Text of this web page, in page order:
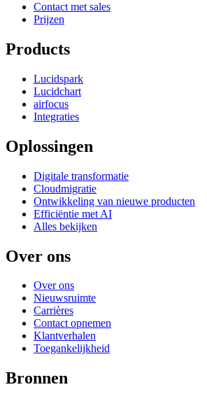
Contact met sales
Prijzen
Products
Lucidspark
Lucidchart
airfocus
Integraties
Oplossingen
Digitale transformatie
Cloudmigratie
Ontwikkeling van nieuwe producten
Efficiëntie met AI
Alles bekijken
Over ons
Over ons
Nieuwsruimte
Carrières
Contact opnemen
Klantverhalen
Toegankelijkheid
Bronnen